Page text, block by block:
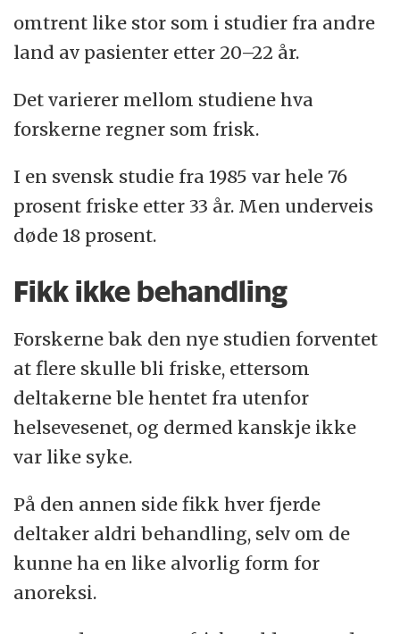
omtrent like stor som i studier fra andre
land av pasienter etter 20–22 år.
Det varierer mellom studiene hva
forskerne regner som frisk.
I en svensk studie fra 1985 var hele 76
prosent friske etter 33 år. Men underveis
døde 18 prosent.
Fikk ikke behandling
Forskerne bak den nye studien forventet
at flere skulle bli friske, ettersom
deltakerne ble hentet fra utenfor
helsevesenet, og dermed kanskje ikke
var like syke.
På den annen side fikk hver fjerde
deltaker aldri behandling, selv om de
kunne ha en like alvorlig form for
anoreksi.